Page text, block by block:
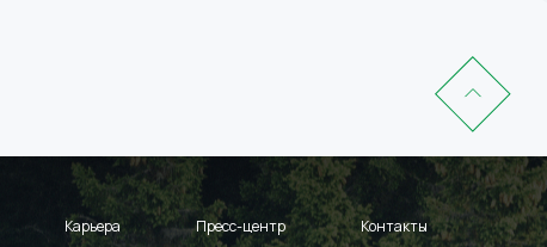
Карьера Пресс-центр Контакты